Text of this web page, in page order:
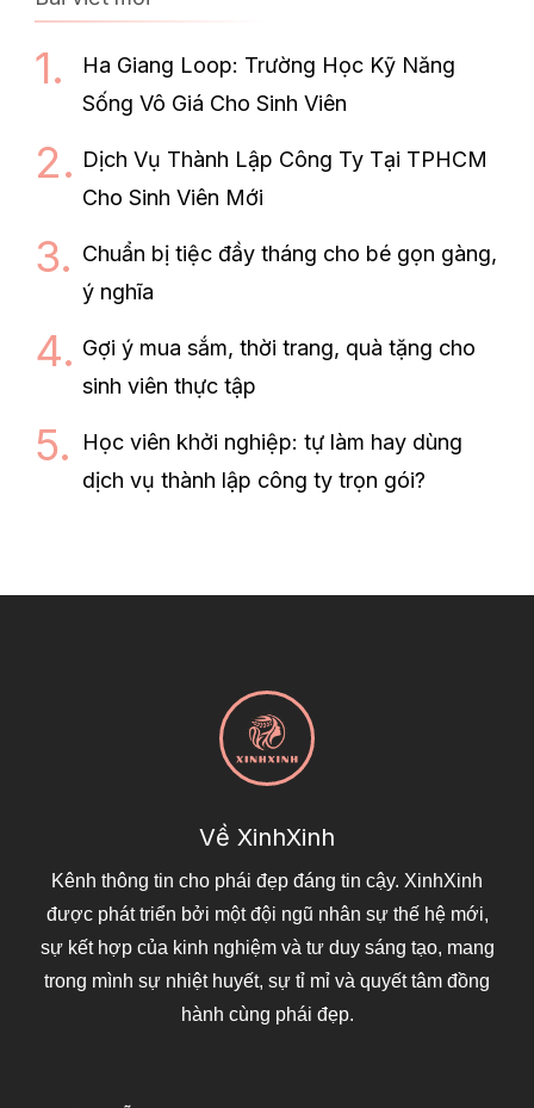
Ha Giang Loop: Trường Học Kỹ Năng
Sống Vô Giá Cho Sinh Viên
Dịch Vụ Thành Lập Công Ty Tại TPHCM
Cho Sinh Viên Mới
Chuẩn bị tiệc đầy tháng cho bé gọn gàng,
ý nghĩa
Gợi ý mua sắm, thời trang, quà tặng cho
sinh viên thực tập
Học viên khởi nghiệp: tự làm hay dùng
dịch vụ thành lập công ty trọn gói?
Về XinhXinh
Kênh thông tin cho phái đẹp đáng tin cậy. XinhXinh
được phát triển bởi một đội ngũ nhân sự thế hệ mới,
sự kết hợp của kinh nghiệm và tư duy sáng tạo, mang
trong mình sự nhiệt huyết, sự tỉ mỉ và quyết tâm đồng
hành cùng phái đẹp.